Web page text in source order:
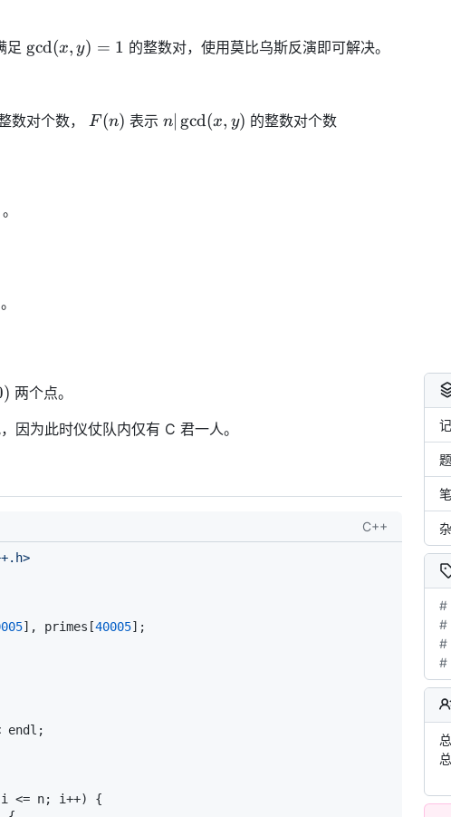
足 \gcd(x,
gcd(x, y) = 1 的整数对，使用莫比乌斯反演即可解决。
数对个数， F(n)
F(n) 表示 n |
n∣ gcd(x, y) 的整数对个数
。
。
) 两个点。
因为此时仪仗队内仅有 C 君一人。
C++
], primes[40005];
endl;
<= n; i++) {
#
#
#
#